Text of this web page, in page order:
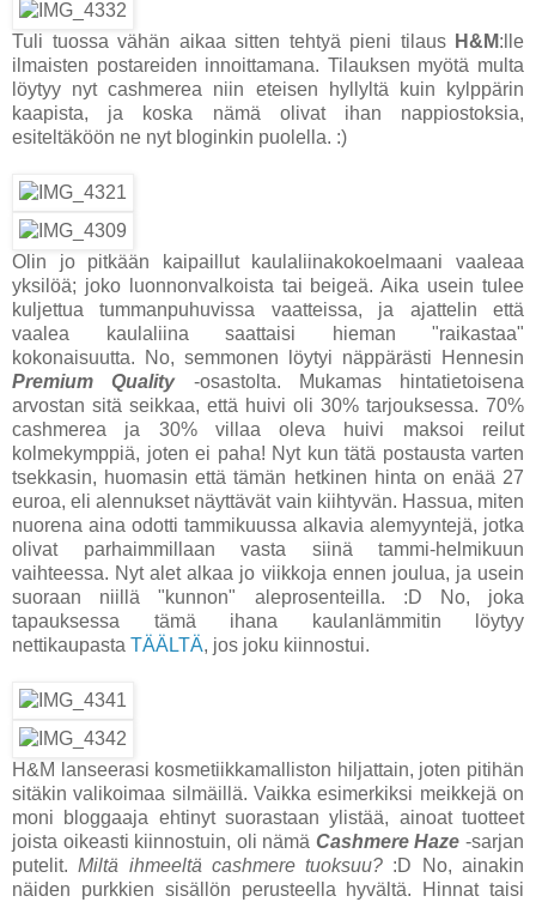
Tuli tuossa vähän aikaa sitten tehtyä pieni tilaus H&M:lle
ilmaisten postareiden innoittamana. Tilauksen myötä multa
löytyy nyt cashmerea niin eteisen hyllyltä kuin kylppärin
kaapista, ja koska nämä olivat ihan nappiostoksia,
esiteltäköön ne nyt bloginkin puolella. :)
Olin jo pitkään kaipaillut kaulaliinakokoelmaani vaaleaa
yksilöä; joko luonnonvalkoista tai beigeä. Aika usein tulee
kuljettua tummanpuhuvissa vaatteissa, ja ajattelin että
vaalea kaulaliina saattaisi hieman "raikastaa"
kokonaisuutta. No, semmonen löytyi näppärästi Hennesin
Premium Quality-osastolta. Mukamas hintatietoisena
arvostan sitä seikkaa, että huivi oli 30% tarjouksessa. 70%
cashmerea ja 30% villaa oleva huivi maksoi reilut
kolmekymppiä, joten ei paha! Nyt kun tätä postausta varten
tsekkasin, huomasin että tämän hetkinen hinta on enää 27
euroa, eli alennukset näyttävät vain kiihtyvän. Hassua, miten
nuorena aina odotti tammikuussa alkavia alemyyntejä, jotka
olivat parhaimmillaan vasta siinä tammi-helmikuun
vaihteessa. Nyt alet alkaa jo viikkoja ennen joulua, ja usein
suoraan niillä "kunnon" aleprosenteilla. :D No, joka
tapauksessa tämä ihana kaulanlämmitin löytyy
nettikaupasta TÄÄLTÄ, jos joku kiinnostui.
H&M lanseerasi kosmetiikkamalliston hiljattain, joten pitihän
sitäkin valikoimaa silmäillä. Vaikka esimerkiksi meikkejä on
moni bloggaaja ehtinyt suorastaan ylistää, ainoat tuotteet
joista oikeasti kiinnostuin, oli nämä Cashmere Haze -sarjan
putelit.Miltä ihmeeltä cashmere tuoksuu? :D No, ainakin
näiden purkkien sisällön perusteella hyvältä. Hinnat taisi